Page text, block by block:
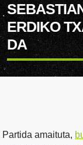
ERDIKO
DA
Partida amaituta,